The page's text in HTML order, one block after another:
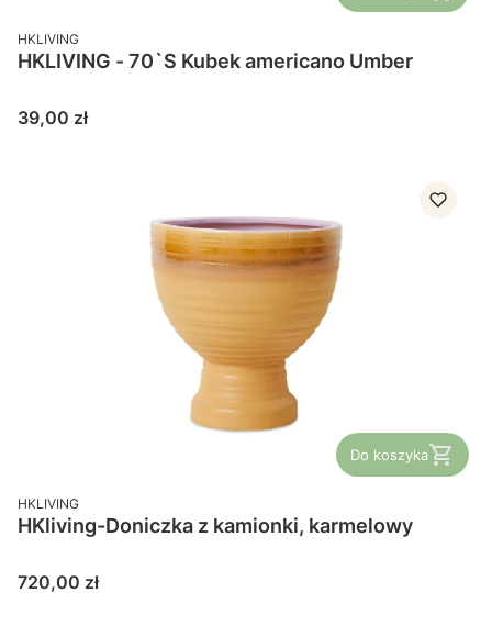
PRODUCENT
HKLIVING
HKLIVING - 70`S Kubek americano Umber
Cena
39,00 zł
Do koszyka
PRODUCENT
HKLIVING
HKliving-Doniczka z kamionki, karmelowy
Cena
720,00 zł